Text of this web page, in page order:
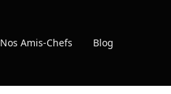
Nos Amis-Chefs Blog